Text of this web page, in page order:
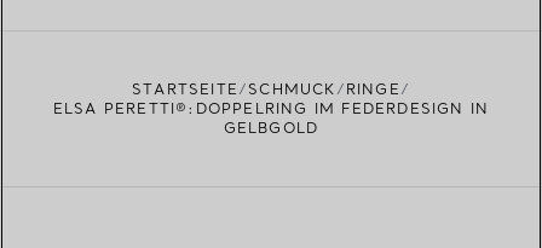
STARTSEITE SCHMUCK
RINGE
ELSA PERETTI®:DOPPELRING IM FEDERDESIGN IN
GELBGOLD